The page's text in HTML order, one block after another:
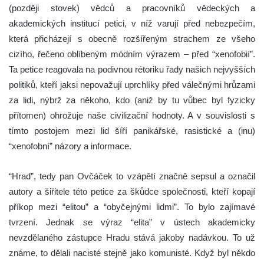
(později stovek) vědců a pracovníků vědeckých a
akademických institucí petici, v níž varují před nebezpečím,
která přicházejí s obecně rozšířeným strachem ze všeho
cizího, řečeno oblíbeným módním výrazem – před “xenofobií”.
Ta petice reagovala na podivnou rétoriku řady našich nejvyšších
politiků, kteří jaksi nepovažují uprchlíky před válečnými hrůzami
za lidi, nýbrž za někoho, kdo (aniž by tu vůbec byl fyzicky
přítomen) ohrožuje naše civilizační hodnoty. A v souvislosti s
tímto postojem mezi lid šíří panikářské, rasistické a (inu)
“xenofobní” názory a informace.
“Hrad”, tedy pan Ovčáček to vzápětí značně sepsul a označil
autory a šiřitele této petice za škůdce společnosti, kteří kopají
příkop mezi “elitou” a “obyčejnými lidmi”. To bylo zajímavé
tvrzení. Jednak se výraz “elita” v ústech akademicky
nevzdělaného zástupce Hradu stává jakoby nadávkou. To už
známe, to dělali nacisté stejně jako komunisté. Když byl někdo